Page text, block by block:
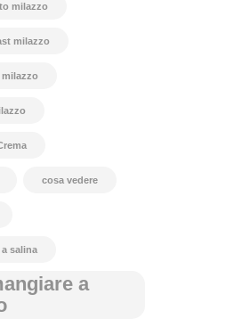
milazzo
milazzo
milazzo
cosa vedere
salina
a